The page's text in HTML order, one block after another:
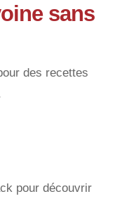
sans
des recettes
pour découvrir